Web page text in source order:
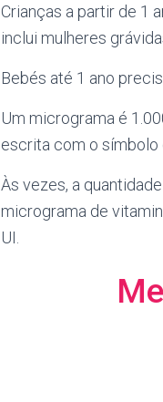
Crianças a partir de 1
inclui mulheres
Bebés até 1 ano
Um micrograma é
escrita com o símbolo
Às vezes, a
micrograma de
UI.